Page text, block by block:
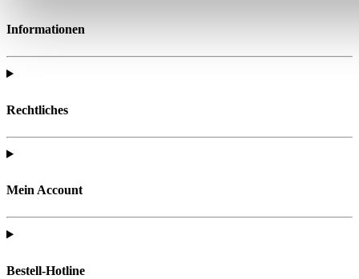
Informationen
Rechtliches
Mein Account
Bestell-Hotline